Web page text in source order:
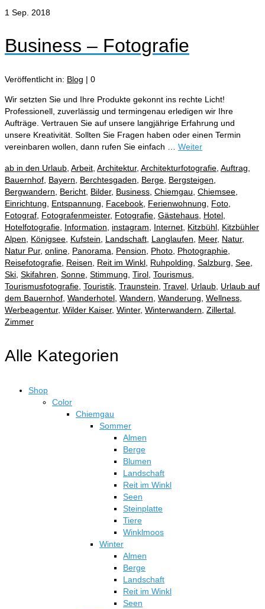
1 Sep. 2018
Business – Fotografie
Veröffentlicht in: Blog | 0
Wir setzten Sie und Ihre Produkte gekonnt ins rechte Licht!
Professionell, zuverlässig und termingenau erledigen wir Ihre
Aufträge. Vertrauen Sie auf unsere langjährige Erfahrung und
unsere Kreativität. Sollten Sie Fragen haben oder einen Termin
vereinbaren wollen, dann rufen Sie einfach … Weiter
ab in den Urlaub Arbeit Architektur, Architekturfotografie Auftrag
Bauernhof Bayern Berchtesgaden Berge Bergsteigen
Bergwandern
Bericht Bilder, Business Chiemgau Chiemsee
Einrichtung
Entspannung Facebook Ferienwohnung Foto
Fotograf Fotografenmeister, Fotografie Gästehaus Hotel
Hotelfotografie Information instagram Internet Kitzbühl Kitzbühler
Alpen
Königsee Kufstein Landschaft Langlaufen Meer, Natur,
Natur Pur, online Panorama Pension Photo Photographie
Reisefotografie Reisen Reit im Winkl Ruhpolding Salzburg See
Ski Skifahren Sonne Stimmung Tirol Tourismus
Tourismusfotografie Touristik Traunstein Travel Urlaub Urlaub auf
dem Bauernhof Wanderhotel Wandern Wanderung Wellness
Werbeagentur, Wilder Kaiser, Winter, Winterwandern Zillertal
Zimmer
Alle Kategorien
Shop
Color
Chiemgau
Sommer
Almen
Berge
Blumen
Landschaft
Reit im Winkl
Seen
Steinplatte
Tiere
Winklmoos
Winter
Almen
Berge
Landschaft
Reit im Winkl
Seen